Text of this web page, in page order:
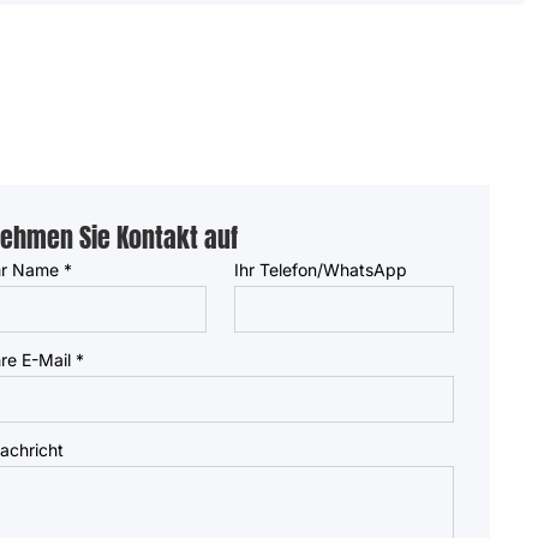
Sie Kontakt auf
Name * Ihr Telefon/WhatsApp
E-Mail *